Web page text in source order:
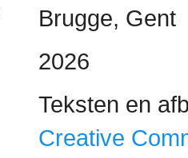
Brugge, Gent
2026
Teksten en
Creative